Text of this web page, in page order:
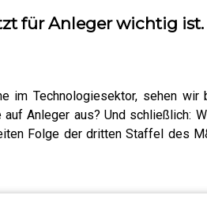
für Anleger wichtig ist.
im Technologiesektor, sehen wir
Anleger aus? Und schließlich:
Folge der dritten Staffel des